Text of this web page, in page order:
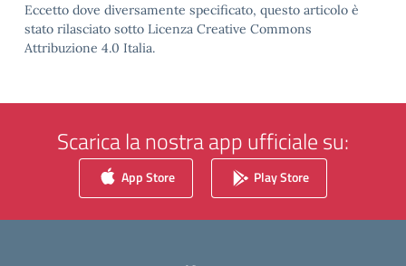
Eccetto dove diversamente specificato, questo articolo è
stato rilasciato sotto Licenza Creative Commons
Attribuzione 4.0 Italia.
Scarica la nostra app ufficiale su:
App Store Play Store